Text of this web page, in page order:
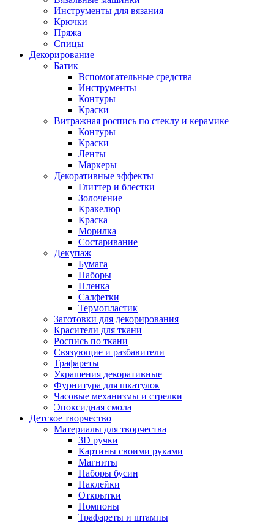
Инструменты для вязания
Крючки
Пряжа
Спицы
Декорирование
Батик
Вспомогательные средства
Инструменты
Контуры
Краски
Витражная роспись по стеклу и керамике
Контуры
Краски
Ленты
Маркеры
Декоративные эффекты
Глиттер и блестки
Золочение
Кракелюр
Краска
Морилка
Состаривание
Декупаж
Бумага
Наборы
Пленка
Салфетки
Термопластик
Заготовки для декорирования
Красители для ткани
Роспись по ткани
Связующие и разбавители
Трафареты
Украшения декоративные
Фурнитура для шкатулок
Часовые механизмы и стрелки
Эпоксидная смола
Детское творчество
Материалы для творчества
3D ручки
Картины своими руками
Магниты
Наборы бусин
Наклейки
Открытки
Помпоны
Трафареты и штампы